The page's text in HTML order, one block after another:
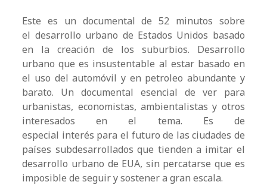
Este es un documental de 52 minutos sobre
el desarrollo urbano de Estados Unidos basado
en la creación de los suburbios. Desarrollo
urbano que es insustentable al estar basado en
el uso del automóvil y en petroleo abundante y
barato. Un documental esencial de ver para
urbanistas, economistas, ambientalistas y otros
interesados en el tema. Es de
especial interés para el futuro de las ciudades de
países subdesarrollados que tienden a imitar el
desarrollo urbano de EUA, sin percatarse que es
imposible de seguir y sostener a gran escala.